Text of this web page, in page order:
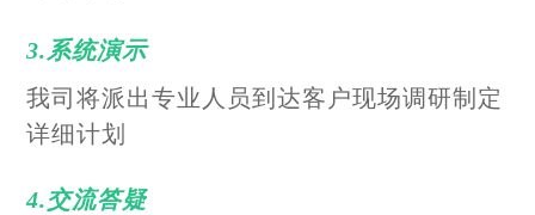
3.系统演示
我司将派出专业人员到达客户现场调研制定
详细计划
4.交流答疑